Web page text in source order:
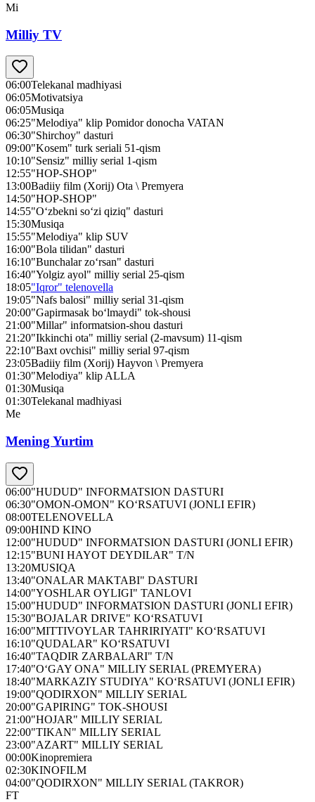
Mi
Milliy TV
06:00Telekanal madhiyasi
06:05Motivatsiya
06:05Musiqa
06:25"Melodiya" klip Pomidor donocha VATAN
06:30"Shirchoy" dasturi
09:00"Kosem" turk seriali 51-qism
10:10"Sensiz" milliy serial 1-qism
12:55"HOP-SHOP"
13:00Badiiy film (Xorij) Ota \ Premyera
14:50"HOP-SHOP"
14:55"O‘zbekni so‘zi qiziq" dasturi
15:30Musiqa
15:55"Melodiya" klip SUV
16:00"Bola tilidan" dasturi
16:10"Bunchalar zo‘rsan" dasturi
16:40"Yolgiz ayol" milliy serial 25-qism
18:05"Iqror" telenovella
19:05"Nafs balosi" milliy serial 31-qism
20:00"Gapirmasak bo‘lmaydi" tok-shousi
21:00"Millar" informatsion-shou dasturi
21:20"Ikkinchi ota" milliy serial (2-mavsum) 11-qism
22:10"Baxt ovchisi" milliy serial 97-qism
23:05Badiiy film (Xorij) Hayvon \ Premyera
01:30"Melodiya" klip ALLA
01:30Musiqa
01:30Telekanal madhiyasi
Me
Mening Yurtim
06:00"HUDUD" INFORMATSION DASTURI
06:30"OMON-OMON" KO‘RSATUVI (JONLI EFIR)
08:00TELENOVELLA
09:00HIND KINO
12:00"HUDUD" INFORMATSION DASTURI (JONLI EFIR)
12:15"BUNI HAYOT DEYDILAR" T/N
13:20MUSIQA
13:40"ONALAR MAKTABI" DASTURI
14:00"YOSHLAR OYLIGI" TANLOVI
15:00"HUDUD" INFORMATSION DASTURI (JONLI EFIR)
15:30"BOJALAR DRIVE" KO‘RSATUVI
16:00"MITTIVOYLAR TAHRIRIYATI" KO‘RSATUVI
16:10"QUDALAR" KO‘RSATUVI
16:40"TAQDIR ZARBALARI" T/N
17:40"O‘GAY ONA" MILLIY SERIAL (PREMYERA)
18:40"MARKAZIY STUDIYA" KO‘RSATUVI (JONLI EFIR)
19:00"QODIRXON" MILLIY SERIAL
20:00"GAPIRING" TOK-SHOUSI
21:00"HOJAR" MILLIY SERIAL
22:00"TIKAN" MILLIY SERIAL
23:00"AZART" MILLIY SERIAL
00:00Kinopremiera
02:30KINOFILM
04:00"QODIRXON" MILLIY SERIAL (TAKROR)
FT